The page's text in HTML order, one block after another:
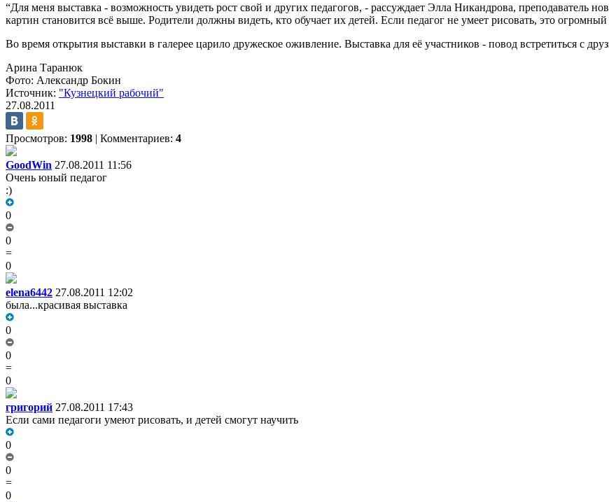
“Для меня выставка - возможность увидеть рост свой и других педагогов, - рассуждает Элла Никандрова, преподаватель
картин становится всё выше. Родители должны видеть, кто обучает их детей. Если педагог не умеет рисовать, это
Во время открытия выставки в галерее царило дружеское оживление. Выставка для её участников - повод встретиться с
Арина Таранюк
Фото: Александр Бокин
Источник: "Кузнецкий рабочий"
27.08.2011
Просмотров: 1998 | Комментариев: 4
GoodWin 27.08.2011 11:56
Очень юный педагог
:)
0
0
=
0
elena6442 27.08.2011 12:02
была...красивая выставка
0
0
=
0
григорий 27.08.2011 17:43
Если сами педагоги умеют рисовать, и детей смогут научить
0
0
=
0